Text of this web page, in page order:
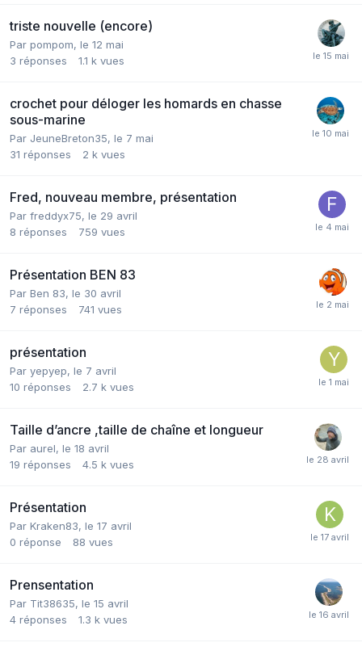
triste nouvelle (encore)
Par pompom, le 12 mai
3 réponses 1.1 k vues
crochet pour déloger les homards en chasse
sous-marine
Par JeuneBreton35, le 7 mai
31 réponses 2 k vues
Fred, nouveau membre, présentation
Par freddyx75, le 29 avril
8 réponses 759 vues
Présentation BEN 83
Par Ben 83, le 30 avril
7 réponses 741 vues
présentation
Par yepyep, le 7 avril
10 réponses 2.7 k vues
Taille d’ancre ,taille de chaîne et longueur
Par aurel, le 18 avril
19 réponses 4.5 k vues
Présentation
Par Kraken83, le 17 avril
0 réponse 88 vues
Prensentation
Par Tit38635, le 15 avril
4 réponses 1.3 k vues